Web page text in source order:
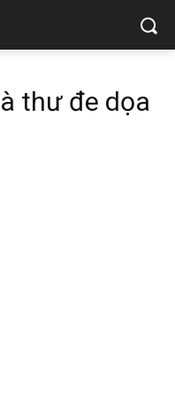
thư đe dọa